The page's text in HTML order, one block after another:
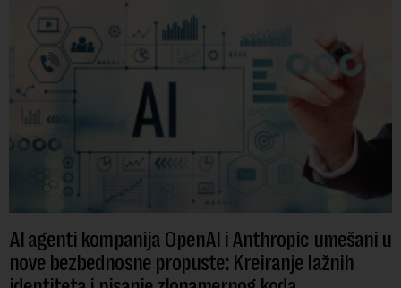
AI agenti kompanija OpenAI i Anthropic umešani u
nove bezbednosne propuste: Kreiranje lažnih